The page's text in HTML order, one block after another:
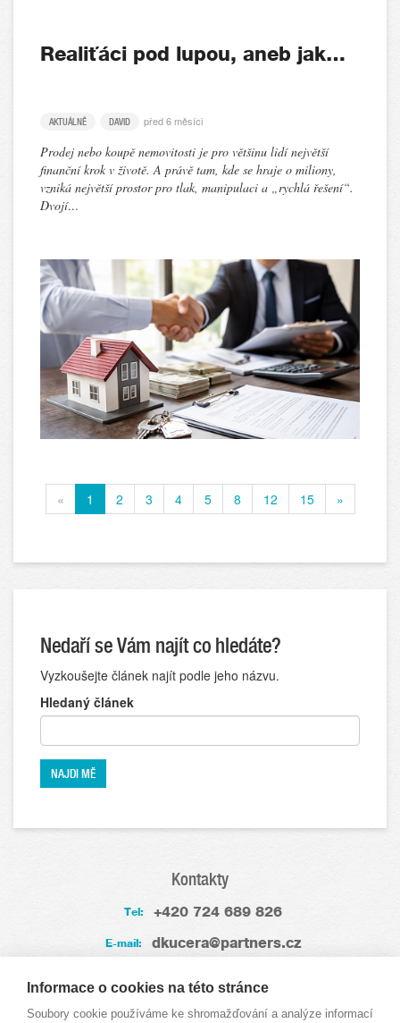
Realiťáci pod lupou, aneb jak…
AKTUÁLNĚ DAVID před 6 měsíci
Prodej nebo koupě nemovitosti je pro většinu lidí největší
finanční krok v životě. A právě tam, kde se hraje o miliony,
vzniká největší prostor pro tlak, manipulaci a „rychlá řešení“.
Dvojí…
« 1 2 3 4 5 8 12 15 »
Nedaří se Vám najít co hledáte?
Vyzkoušejte článek najít podle jeho názvu.
Hledaný článek
Kontakty
Tel: +420 724 689 826
E-mail: dkucera@partners.cz
Zkušenosti
Informace o cookies na této stránce
Soubory cookie používáme ke shromažďování a analýze informací